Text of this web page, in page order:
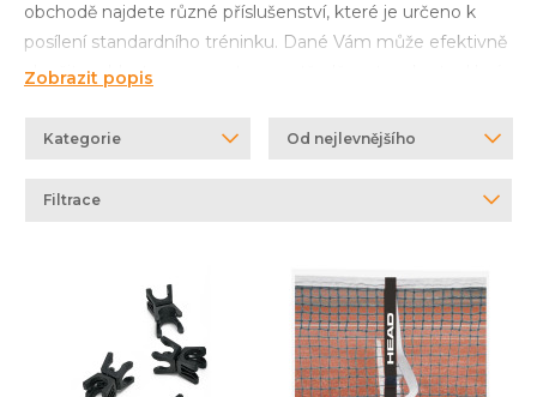
obchodě najdete různé příslušenství, které je určeno k
posílení standardního tréninku. Dané Vám může efektivně
zlepšit rychlost, pozornost a soustředěnost na kurtu. U nás
klipsy,náhradní sítě koše na tenisové míče
kurtové
filtraci lze například užít panel v levé části této stránky,
Zobrazit popis
Od nejlevnějšího
Kategorie
Filtrace